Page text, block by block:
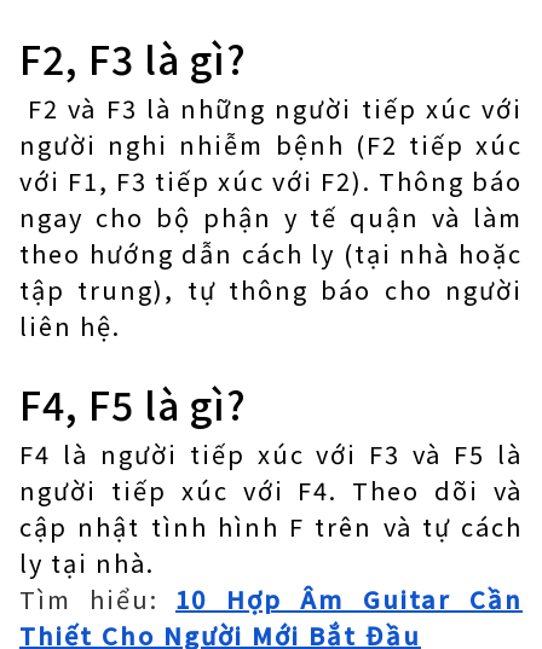
F2, F3 là gì?
F2 và F3 là những người tiếp xúc với
người nghi nhiễm bệnh (F2 tiếp xúc
với F1, F3 tiếp xúc với F2). Thông báo
ngay cho bộ phận y tế quận và làm
theo hướng dẫn cách ly (tại nhà hoặc
tập trung), tự thông báo cho người
liên hệ.
F4, F5 là gì?
F4 là người tiếp xúc với F3 và F5 là
người tiếp xúc với F4. Theo dõi và
cập nhật tình hình F trên và tự cách
ly tại nhà.
Tìm hiểu: 10 Hợp Âm Guitar Cần
Thiết Cho Người Mới Bắt Đầu